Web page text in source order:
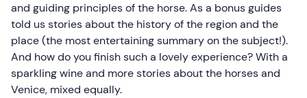
and guiding principles of the horse. As a bonus guides
told us stories about the history of the region and the
place (the most entertaining summary on the subject!).
And how do you finish such a lovely experience? With a
sparkling wine and more stories about the horses and
Venice, mixed equally.